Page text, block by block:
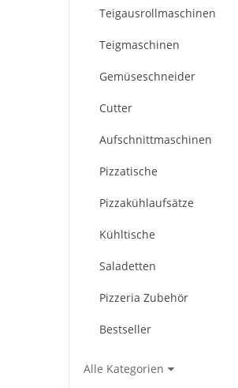
Teigausrollmaschinen
Teigmaschinen
Gemüseschneider
Cutter
Aufschnittmaschinen
Pizzatische
Pizzakühlaufsätze
Kühltische
Saladetten
Pizzeria Zubehör
Bestseller
Alle Kategorien